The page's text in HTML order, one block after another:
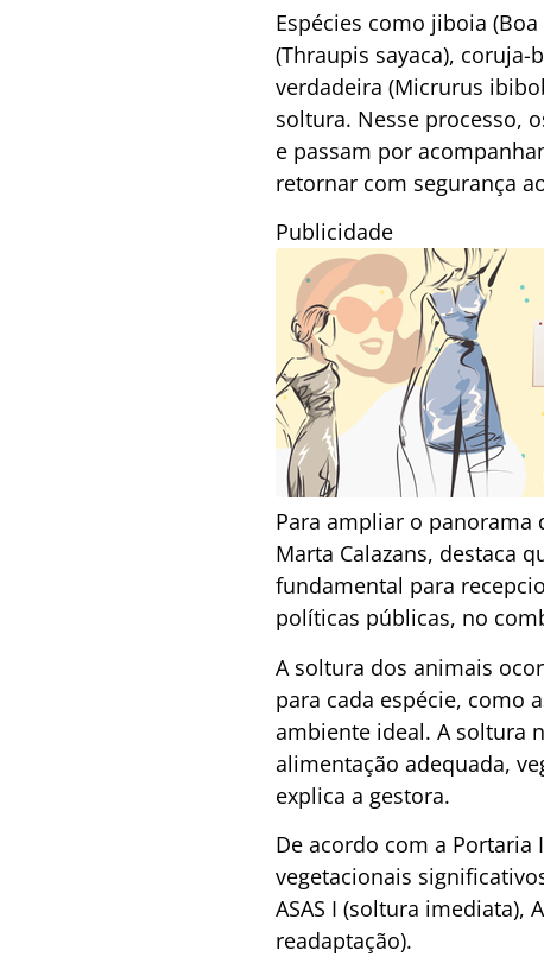
Espécies como jiboia
(Thraupis sayaca),
verdadeira (Micrurus
soltura. Nesse processo,
e passam por
retornar com segurança
Publicidade
Para ampliar o panorama
Marta Calazans, destaca
fundamental para
políticas públicas, no
A soltura dos animais
para cada espécie, como
ambiente ideal. A soltura
alimentação adequada,
explica a gestora.
De acordo com a Portaria
vegetacionais
ASAS I (soltura imediata),
readaptação).